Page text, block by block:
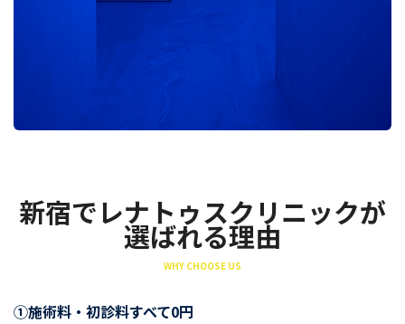
新宿でレナトゥスクリニックが
選ばれる理由
WHY CHOOSE US
①施術料・初診料すべて0円